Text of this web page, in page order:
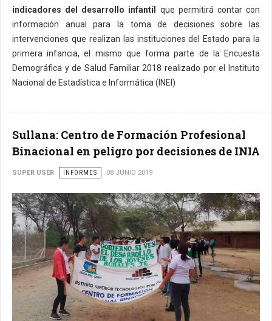
indicadores del desarrollo infantil
que permitirá contar con
información anual para la toma de decisiones sobre las
intervenciones que realizan las instituciones del Estado para la
primera infancia, el mismo que forma parte de la Encuesta
Demográfica y de Salud Familiar 2018 realizado por el Instituto
Nacional de Estadística e Informática (INEI)
Sullana: Centro de Formación Profesional
Binacional en peligro por decisiones de INIA
SUPER USER INFORMES 08 JUNIO 2019